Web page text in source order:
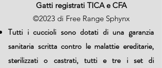
Gatti registrati TICA e CFA
©2023 di Free Range Sphynx
Tutti i cuccioli sono dotati di una garanzia
sanitaria scritta contro le malattie ereditarie,
sterilizzati o castrati, tutti e tre i set di